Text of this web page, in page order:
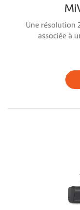
Une résolution
associée à